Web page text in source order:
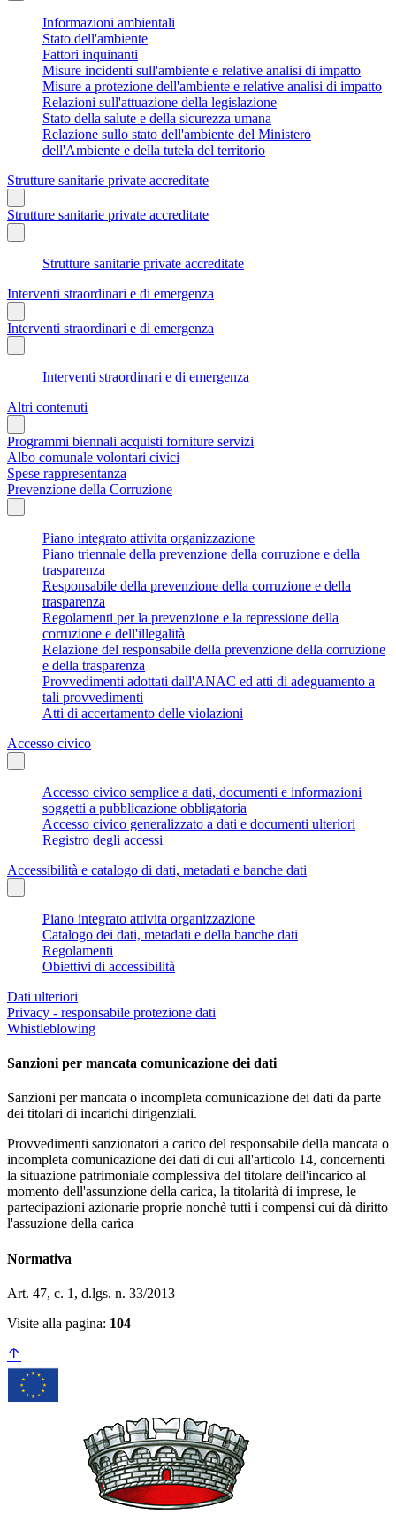
Informazioni ambientali
Stato dell'ambiente
Fattori inquinanti
Misure incidenti sull'ambiente e relative analisi di impatto
Misure a protezione dell'ambiente e relative analisi di impatto
Relazioni sull'attuazione della legislazione
Stato della salute e della sicurezza umana
Relazione sullo stato dell'ambiente del Ministero
dell'Ambiente e della tutela del territorio
Strutture sanitarie private accreditate
Strutture sanitarie private accreditate
Strutture sanitarie private accreditate
Interventi straordinari e di emergenza
Interventi straordinari e di emergenza
Interventi straordinari e di emergenza
Altri contenuti
Programmi biennali acquisti forniture servizi
Albo comunale volontari civici
Spese rappresentanza
Prevenzione della Corruzione
Piano integrato attivita organizzazione
Piano triennale della prevenzione della corruzione e della
trasparenza
Responsabile della prevenzione della corruzione e della
trasparenza
Regolamenti per la prevenzione e la repressione della
corruzione e dell'illegalità
Relazione del responsabile della prevenzione della corruzione
e della trasparenza
Provvedimenti adottati dall'ANAC ed atti di adeguamento a
tali provvedimenti
Atti di accertamento delle violazioni
Accesso civico
Accesso civico semplice a dati, documenti e informazioni
soggetti a pubblicazione obbligatoria
Accesso civico generalizzato a dati e documenti ulteriori
Registro degli accessi
Accessibilità e catalogo di dati, metadati e banche dati
Piano integrato attivita organizzazione
Catalogo dei dati, metadati e della banche dati
Regolamenti
Obiettivi di accessibilità
Dati ulteriori
Privacy - responsabile protezione dati
Whistleblowing
Sanzioni per mancata comunicazione dei dati
Sanzioni per mancata o incompleta comunicazione dei dati da parte
dei titolari di incarichi dirigenziali.
Provvedimenti sanzionatori a carico del responsabile della mancata o
incompleta comunicazione dei dati di cui all'articolo 14, concernenti
la situazione patrimoniale complessiva del titolare dell'incarico al
momento dell'assunzione della carica, la titolarità di imprese, le
partecipazioni azionarie proprie nonchè tutti i compensi cui dà diritto
l'assuzione della carica
Normativa
Art. 47, c. 1, d.lgs. n. 33/2013
Visite alla pagina: 104